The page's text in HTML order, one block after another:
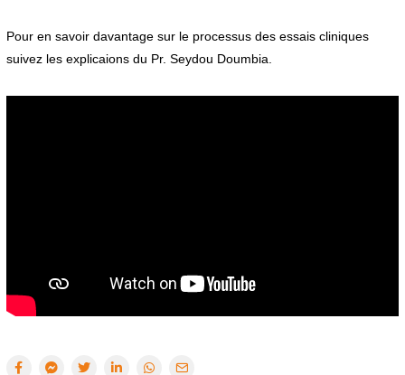
Pour en savoir davantage sur le processus des essais cliniques
suivez les explicaions du Pr. Seydou Doumbia.